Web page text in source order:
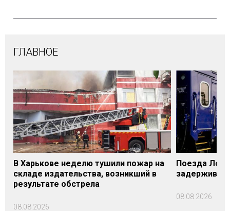
ГЛАВНОЕ
В Харькове неделю тушили пожар на
складе издательства, возникший в
результате обстрела
08.08.2026
Поезда
08.08.2026